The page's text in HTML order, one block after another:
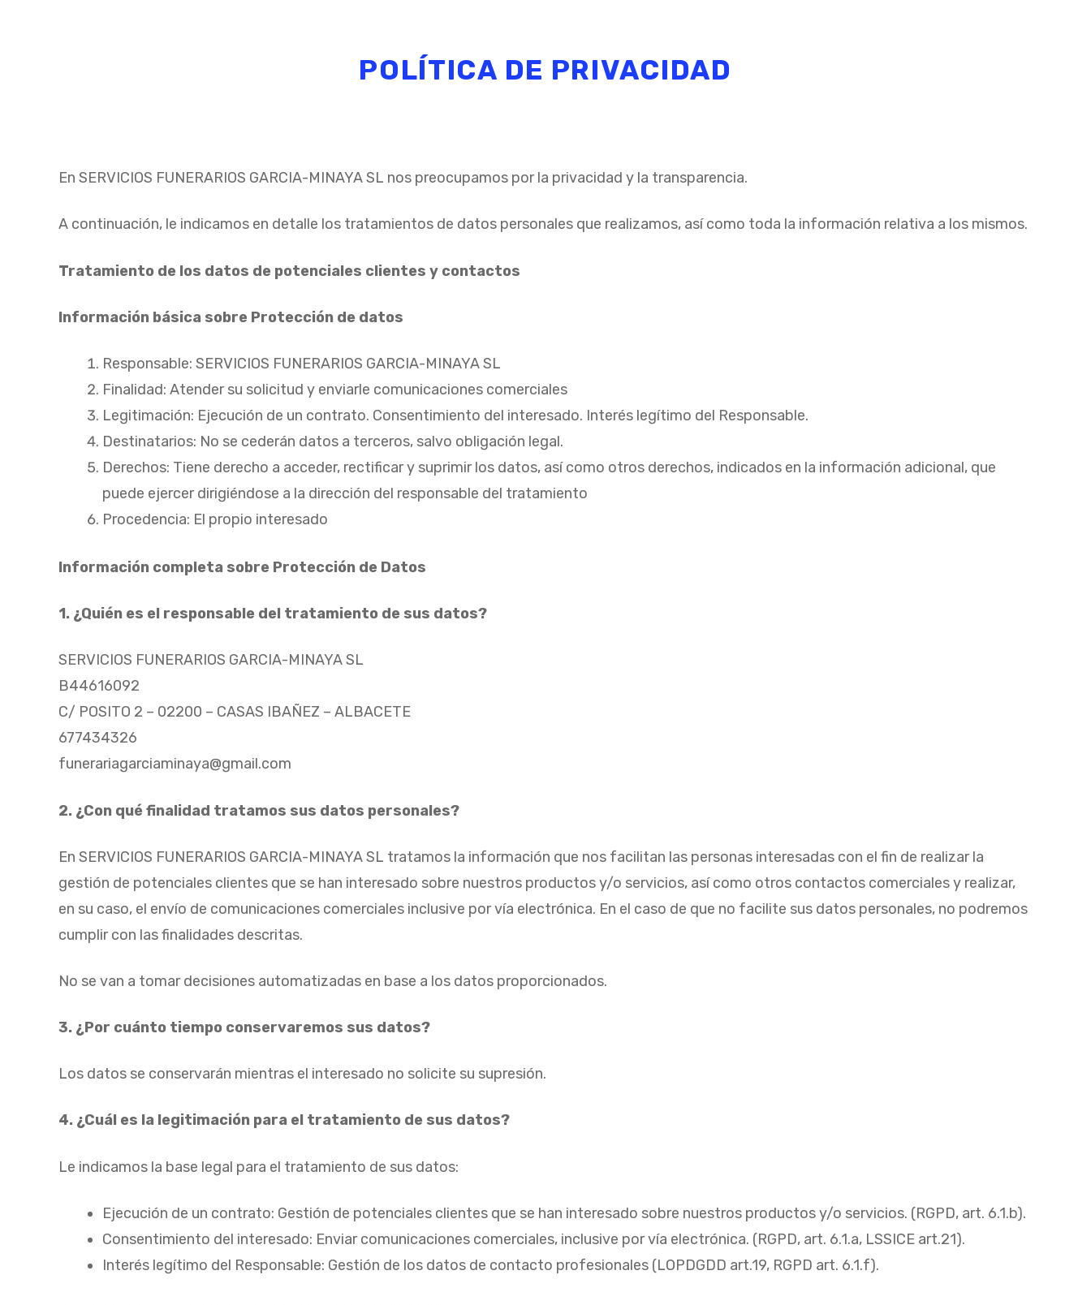
POLÍTICA DE PRIVACIDAD
En SERVICIOS FUNERARIOS GARCIA-MINAYA SL nos preocupamos por la privacidad y la transparencia.
A continuación, le indicamos en detalle los tratamientos de datos personales que realizamos, así como toda la información relativa a los mismos.
Tratamiento de los datos de potenciales clientes y contactos
Información básica sobre Protección de datos
Responsable: SERVICIOS FUNERARIOS GARCIA-MINAYA SL
Finalidad: Atender su solicitud y enviarle comunicaciones comerciales
Legitimación: Ejecución de un contrato. Consentimiento del interesado. Interés legítimo del Responsable.
Destinatarios: No se cederán datos a terceros, salvo obligación legal.
Derechos: Tiene derecho a acceder, rectificar y suprimir los datos, así como otros derechos, indicados en la información adicional, que
puede ejercer dirigiéndose a la dirección del responsable del tratamiento
Procedencia: El propio interesado
Información completa sobre Protección de Datos
1. ¿Quién es el responsable del tratamiento de sus datos?
SERVICIOS FUNERARIOS GARCIA-MINAYA SL
B44616092
C/ POSITO 2 – 02200 – CASAS IBAÑEZ – ALBACETE
677434326
funerariagarciaminaya@gmail.com
2. ¿Con qué finalidad tratamos sus datos personales?
En SERVICIOS FUNERARIOS GARCIA-MINAYA SL tratamos la información que nos facilitan las personas interesadas con el fin de realizar la
gestión de potenciales clientes que se han interesado sobre nuestros productos y/o servicios, así como otros contactos comerciales y realizar,
en su caso, el envío de comunicaciones comerciales inclusive por vía electrónica. En el caso de que no facilite sus datos personales, no podremos
cumplir con las finalidades descritas.
No se van a tomar decisiones automatizadas en base a los datos proporcionados.
3. ¿Por cuánto tiempo conservaremos sus datos?
Los datos se conservarán mientras el interesado no solicite su supresión.
4. ¿Cuál es la legitimación para el tratamiento de sus datos?
Le indicamos la base legal para el tratamiento de sus datos:
Ejecución de un contrato: Gestión de potenciales clientes que se han interesado sobre nuestros productos y/o servicios. (RGPD, art. 6.1.b).
Consentimiento del interesado: Enviar comunicaciones comerciales, inclusive por vía electrónica. (RGPD, art. 6.1.a, LSSICE art.21).
Interés legítimo del Responsable: Gestión de los datos de contacto profesionales (LOPDGDD art.19, RGPD art. 6.1.f).